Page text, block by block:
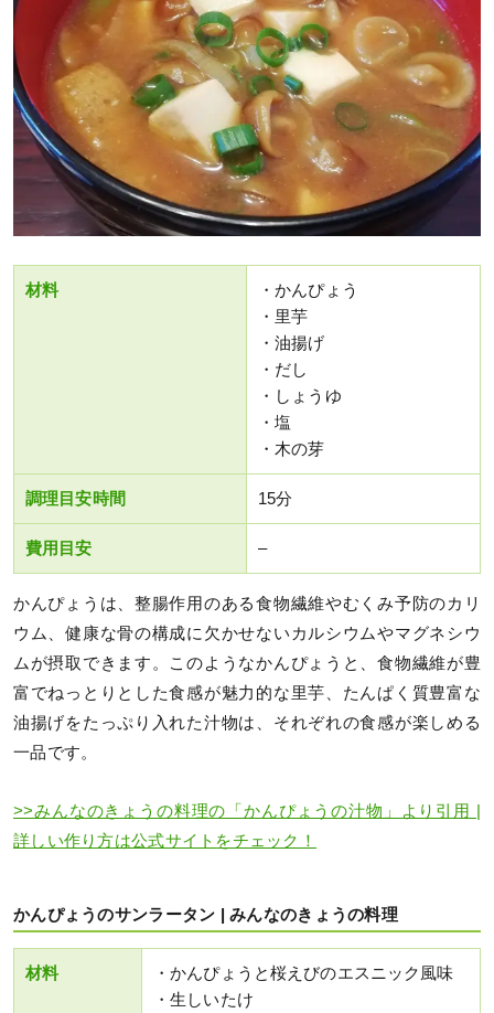
材料
・かんぴょう
・里芋
・油揚げ
・だし
・しょうゆ
・塩
・木の芽
調理目安時間 15分
費用目安 –
かんぴょうは、整腸作用のある食物繊維やむくみ予防のカリ
ウム、健康な骨の構成に欠かせないカルシウムやマグネシウ
ムが摂取できます。このようなかんぴょうと、食物繊維が豊
富でねっとりとした食感が魅力的な里芋、たんぱく質豊富な
油揚げをたっぷり入れた汁物は、それぞれの食感が楽しめる
一品です。
>>みんなのきょうの料理の「かんぴょうの汁物」より引用 |
詳しい作り方は公式サイトをチェック！
かんぴょうのサンラータン | みんなのきょうの料理
材料
・かんぴょうと桜えびのエスニック風味
・生しいたけ